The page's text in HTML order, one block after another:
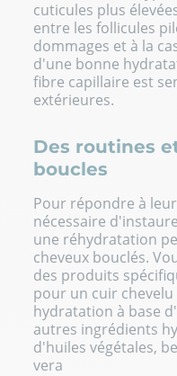
cuticules plus
entre les follicules
dommages et à la
d'une bonne
fibre capillaire est
extérieures.
Des routines
boucles
Pour répondre à
nécessaire
une réhydratation
cheveux bouclés.
des produits
pour un cuir chevelu
hydratation à base
autres ingrédients
d'huiles végétales,
vera